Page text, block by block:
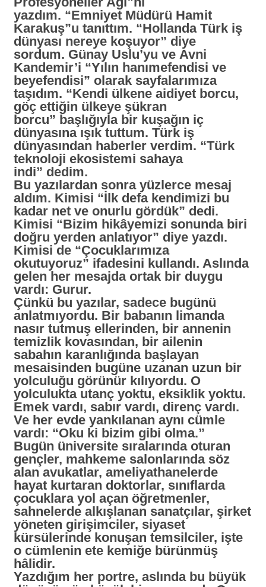
yazdım. “Emniyet Müdürü Hamit
Karakuş”u tanıttım. “Hollanda Türk iş
dünyası nereye koşuyor” diye
sordum. Günay Uslu’yu ve Avni
Kandemir’i “Yılın hanımefendisi ve
beyefendisi” olarak sayfalarımıza
taşıdım. “Kendi ülkene aidiyet borcu,
göç ettiğin ülkeye şükran
borcu” başlığıyla bir kuşağın iç
dünyasına ışık tuttum. Türk iş
dünyasından haberler verdim. “Türk
teknoloji ekosistemi sahaya
indi” dedim.
Bu yazılardan sonra yüzlerce mesaj
aldım. Kimisi “İlk defa kendimizi bu
kadar net ve onurlu gördük” dedi.
Kimisi “Bizim hikâyemizi sonunda biri
doğru yerden anlatıyor” diye yazdı.
Kimisi de “Çocuklarımıza
okutuyoruz” ifadesini kullandı. Aslında
gelen her mesajda ortak bir duygu
vardı: Gurur.
Çünkü bu yazılar, sadece bugünü
anlatmıyordu. Bir babanın limanda
nasır tutmuş ellerinden, bir annenin
temizlik kovasından, bir ailenin
sabahın karanlığında başlayan
mesaisinden bugüne uzanan uzun bir
yolculuğu görünür kılıyordu. O
yolculukta utanç yoktu, eksiklik yoktu.
Emek vardı, sabır vardı, direnç vardı.
Ve her evde yankılanan aynı cümle
vardı: “Oku ki bizim gibi olma.”
Bugün üniversite sıralarında oturan
gençler, mahkeme salonlarında söz
alan avukatlar, ameliyathanelerde
hayat kurtaran doktorlar, sınıflarda
çocuklara yol açan öğretmenler,
sahnelerde alkışlanan sanatçılar, şirket
yöneten girişimciler, siyaset
kürsülerinde konuşan temsilciler, işte
o cümlenin ete kemiğe bürünmüş
hâlidir.
Yazdığım her portre, aslında bu büyük